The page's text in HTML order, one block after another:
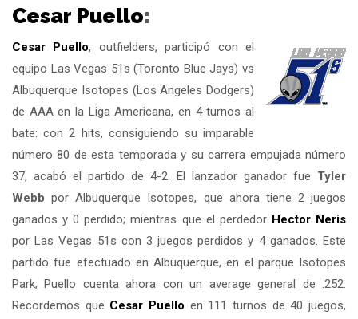
Cesar Puello:
Cesar Puello, outfielders, participó con el
equipo Las Vegas 51s (Toronto Blue Jays) vs
Albuquerque Isotopes (Los Angeles Dodgers)
de AAA en la Liga Americana, en 4 turnos al
bate: con 2 hits, consiguiendo su imparable
número 80 de esta temporada y su carrera empujada número
37, acabó el partido de 4-2. El lanzador ganador fue Tyler
Webb por Albuquerque Isotopes, que ahora tiene 2 juegos
ganados y 0 perdido; mientras que el perdedor Hector Neris
por Las Vegas 51s con 3 juegos perdidos y 4 ganados. Este
partido fue efectuado en Albuquerque, en el parque Isotopes
Park; Puello cuenta ahora con un average general de .252.
Recordemos que Cesar Puello en 111 turnos de 40 juegos,